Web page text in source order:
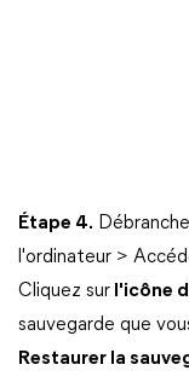
Étape 4.
l'ordinateur >
Cliquez sur l'icône
sauvegarde que
Restaurer la